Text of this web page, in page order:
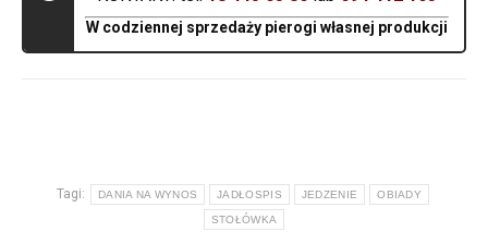
W codziennej sprzedaży pierogi własnej produkcji
Tagi: DANIA NA WYNOS JADŁOSPIS JEDZENIE OBIADY
STOŁÓWKA